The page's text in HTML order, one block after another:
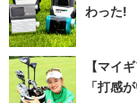
わった!
【マイ
「打感